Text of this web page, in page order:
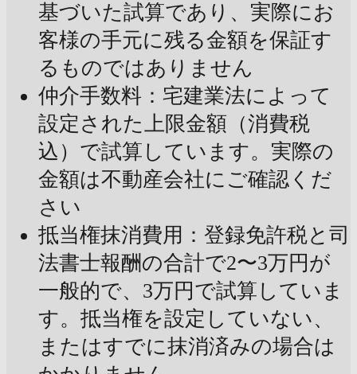
基づいた試算であり、実際にお
客様の手元に残る金額を保証す
るものではありません
仲介手数料：宅建業法によって
設定された上限金額（消費税
込）で試算しています。実際の
金額は不動産会社にご確認くだ
さい
抵当権抹消費用：登録免許税と司
法書士報酬の合計で2〜3万円が
一般的で、3万円で試算していま
す。抵当権を設定していない、
またはすでに抹消済みの場合は